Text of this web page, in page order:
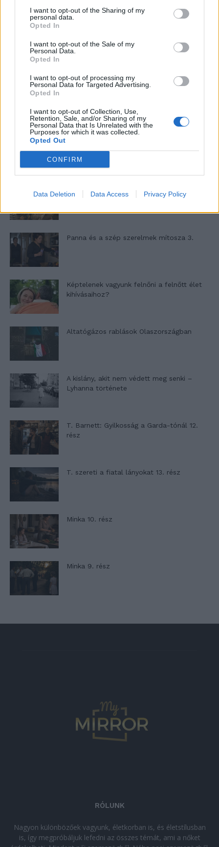
I want to opt-out of the Sharing of my
personal data.
Opted In
I want to opt-out of the Sale of my
Personal Data.
Opted In
I want to opt-out of processing my
Personal Data for Targeted Advertising.
Opted In
I want to opt-out of Collection, Use,
Retention, Sale, and/or Sharing of my
Personal Data that Is Unrelated with the
Purposes for which it was collected.
Opted Out
CONFIRM
Data Deletion Data Access Privacy Policy
gyűjteménye
Elyna Robbs: Adéle és az örökölt árnyak
Nyár, nevetés, anekdoták
Panna és a szép szerelmek mítosza 3.
Képtelenek vagyunk felnőni a felnőtt élet
kihívásaihoz?
Altatógázos rablások Olaszországban
A kislány, akit nem védett meg senki –
Lyhanna története
T. Barnett: Gyilkosság a Garda-tónál 12.
rész
T. szereti a fiatal lányokat 13. rész
Minka 10. rész
Minka 9. rész
RÓLUNK
Nagyon különbözőek vagyunk, életkorban is, és életstílusban
is, így megpróbáljuk lefedni az összes témát, ami a nőket